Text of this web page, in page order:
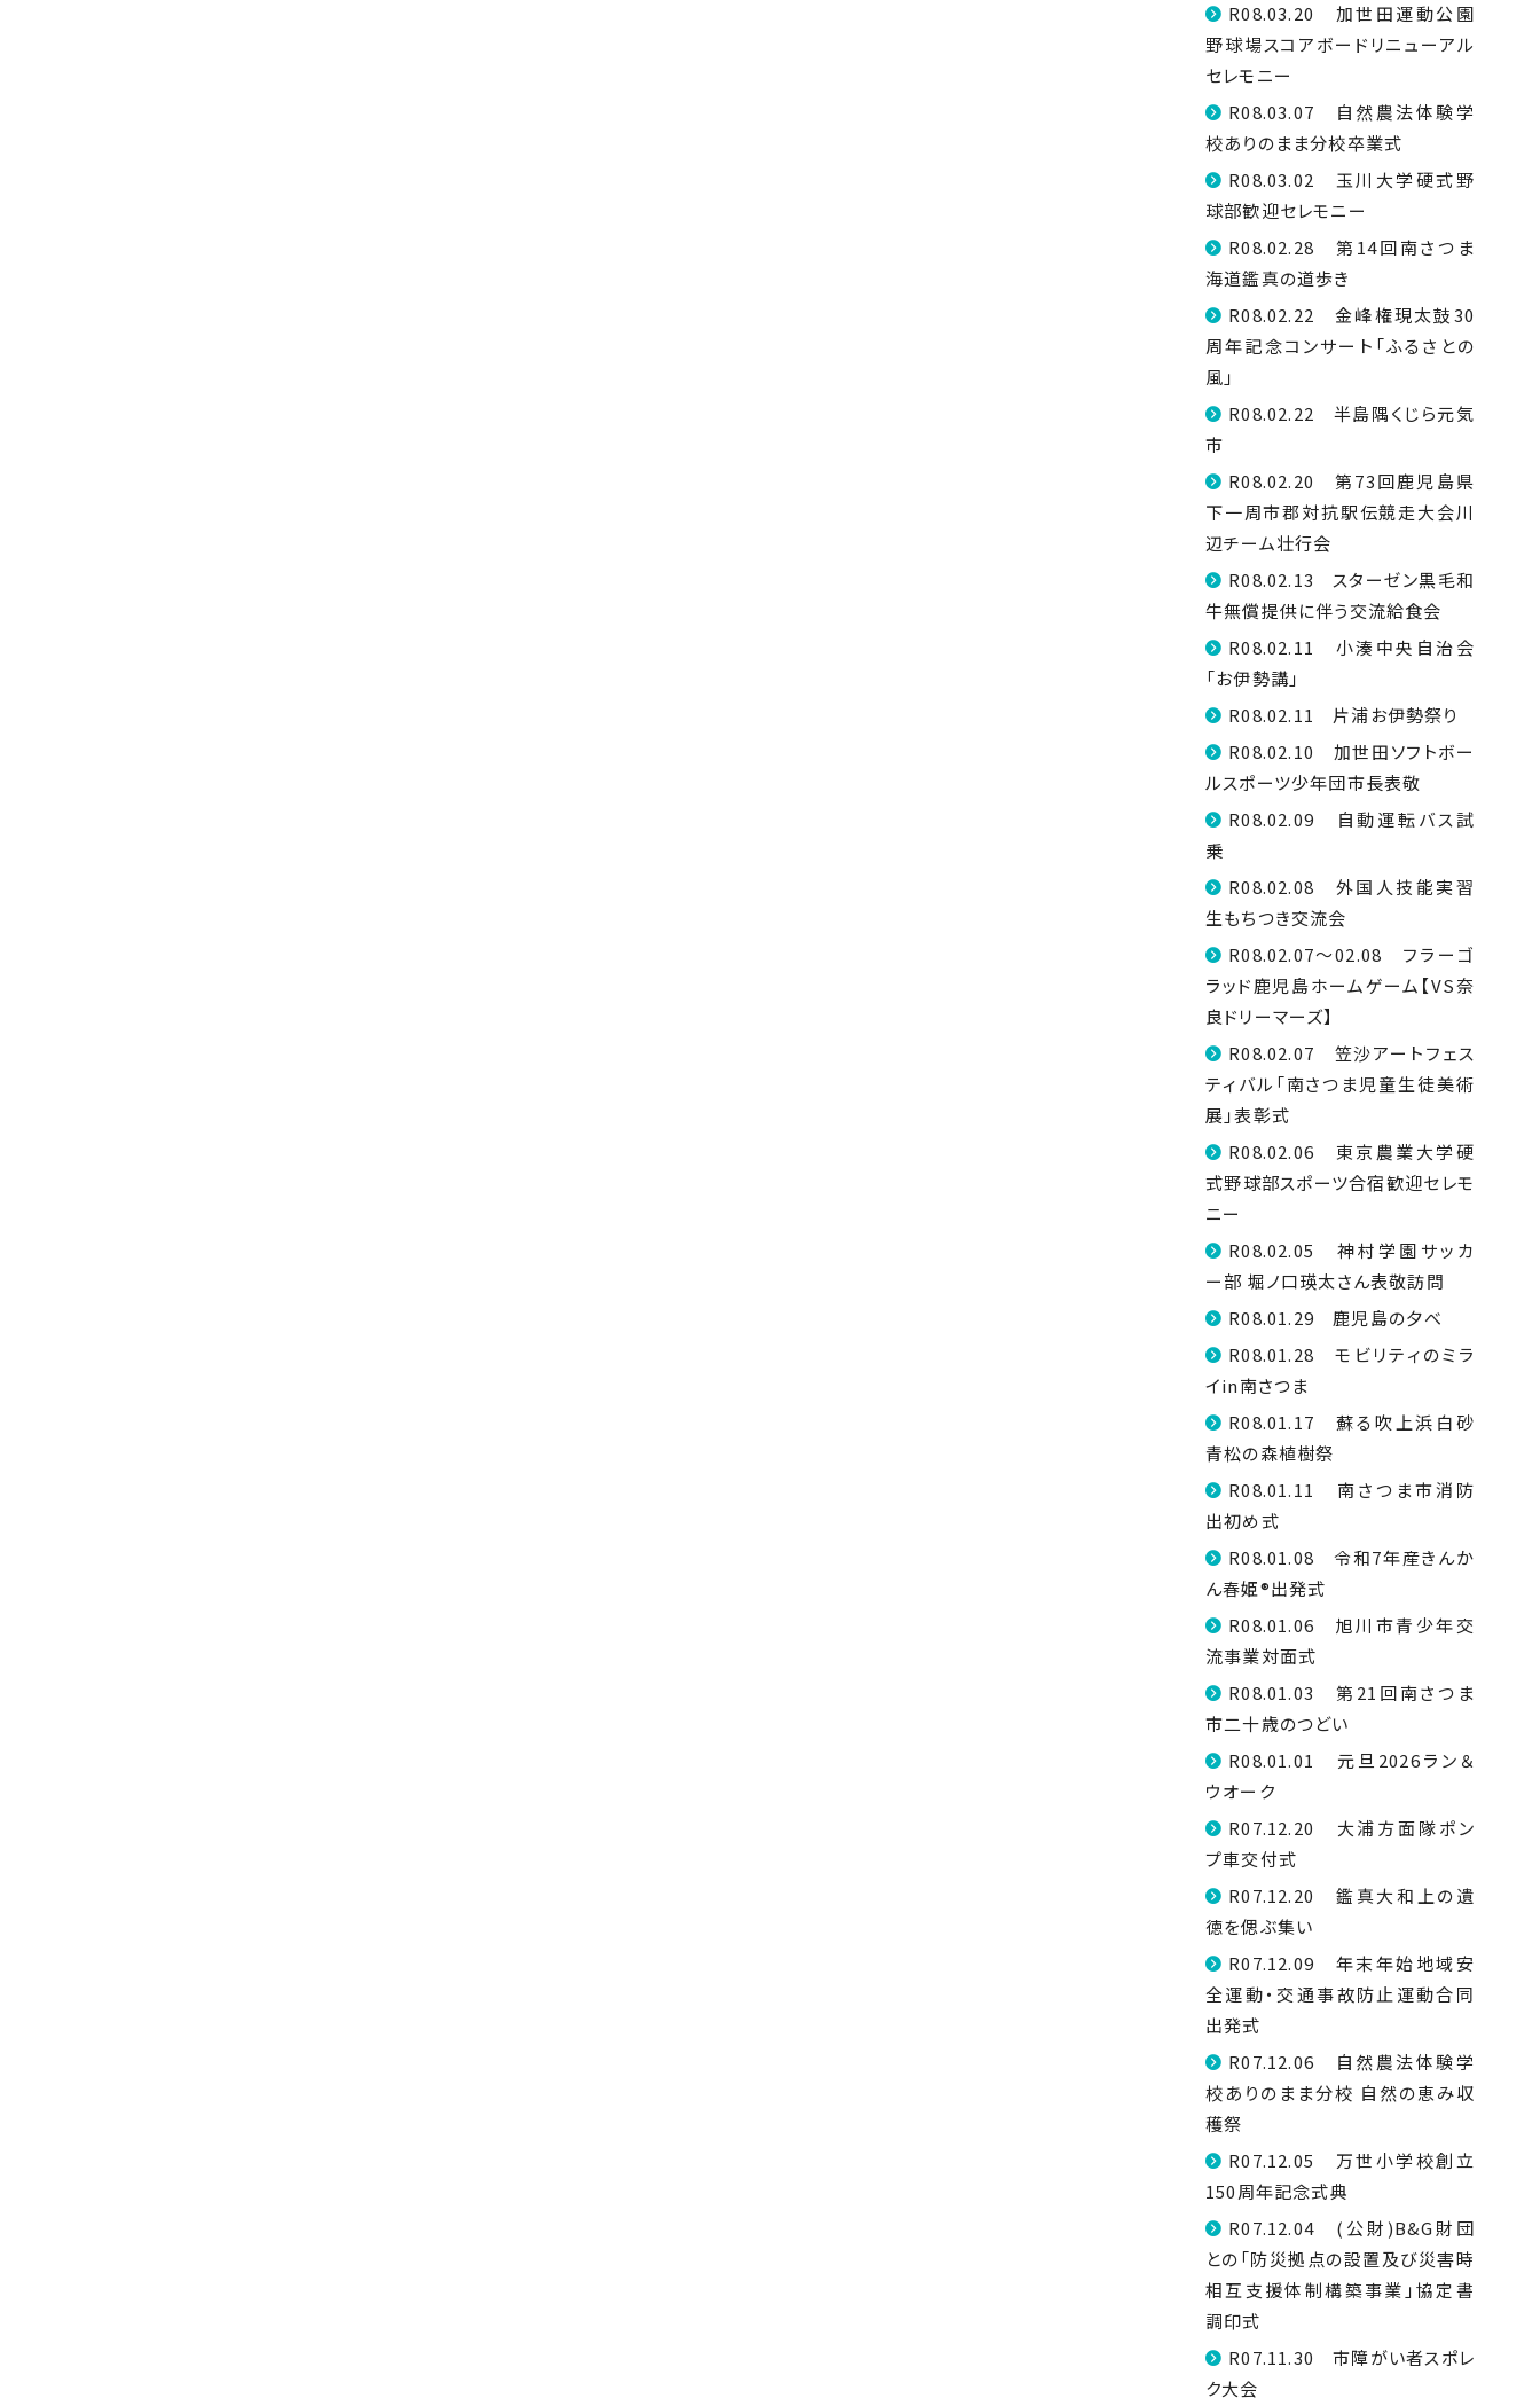
R08.03.20 加世田運動公園
野球場スコアボードリニューアル
セレモニー
R08.03.07 自然農法体験学
校ありのまま分校卒業式
R08.03.02 玉川大学硬式野
球部歓迎セレモニー
R08.02.28 第14回南さつま
海道鑑真の道歩き
R08.02.22 金峰権現太鼓30
周年記念コンサート「ふるさとの
風」
R08.02.22 半島隅くじら元気
市
R08.02.20 第73回鹿児島県
下一周市郡対抗駅伝競走大会川
辺チーム壮行会
R08.02.13 スターゼン黒毛和
牛無償提供に伴う交流給食会
R08.02.11 小湊中央自治会
「お伊勢講」
R08.02.11 片浦お伊勢祭り
R08.02.10 加世田ソフトボー
ルスポーツ少年団市長表敬
R08.02.09 自動運転バス試
乗
R08.02.08 外国人技能実習
生もちつき交流会
R08.02.07～02.08 フラーゴ
ラッド鹿児島ホームゲーム【VS奈
良ドリーマーズ】
R08.02.07 笠沙アートフェス
ティバル「南さつま児童生徒美術
展」表彰式
R08.02.06 東京農業大学硬
式野球部スポーツ合宿歓迎セレモ
ニー
R08.02.05 神村学園サッカ
ー部 堀ノ口瑛太さん表敬訪問
R08.01.29 鹿児島の夕べ
R08.01.28 モビリティのミラ
イin南さつま
R08.01.17 蘇る吹上浜白砂
青松の森植樹祭
R08.01.11 南さつま市消防
出初め式
R08.01.08 令和7年産きんか
ん春姫®出発式
R08.01.06 旭川市青少年交
流事業対面式
R08.01.03 第21回南さつま
市二十歳のつどい
R08.01.01 元旦2026ラン＆
ウオーク
R07.12.20 大浦方面隊ポン
プ車交付式
R07.12.20 鑑真大和上の遺
徳を偲ぶ集い
R07.12.09 年末年始地域安
全運動・交通事故防止運動合同
出発式
R07.12.06 自然農法体験学
校ありのまま分校 自然の恵み収
穫祭
R07.12.05 万世小学校創立
150周年記念式典
R07.12.04 (公財)B&G財団
との「防災拠点の設置及び災害時
相互支援体制構築事業」協定書
調印式
R07.11.30 市障がい者スポレ
ク大会